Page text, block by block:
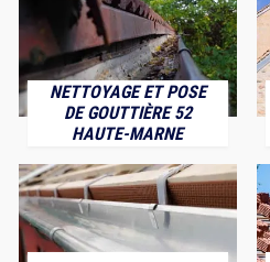
NETTOYAGE ET POSE
DE GOUTTIÈRE 52
HAUTE-MARNE